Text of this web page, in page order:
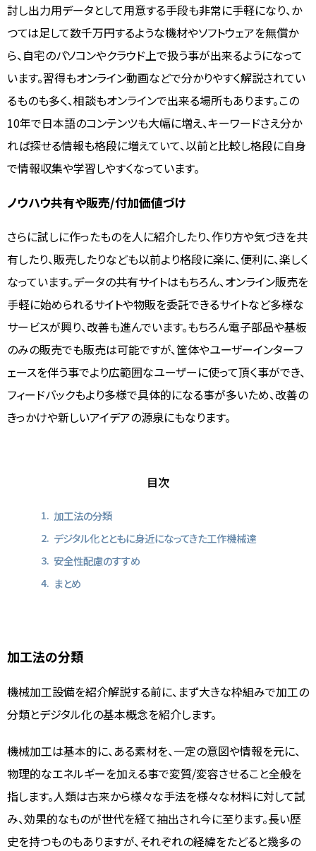
討し出力用データとして用意する手段も非常に手軽になり、か
つては足して数千万円するような機材やソフトウェアを無償か
ら、自宅のパソコンやクラウド上で扱う事が出来るようになって
います。習得もオンライン動画などで分かりやすく解説されてい
るものも多く、相談もオンラインで出来る場所もあります。この
10年で日本語のコンテンツも大幅に増え、キーワードさえ分か
れば探せる情報も格段に増えていて、以前と比較し格段に自身
で情報収集や学習しやすくなっています。
ノウハウ共有や販売/付加価値づけ
さらに試しに作ったものを人に紹介したり、作り方や気づきを共
有したり、販売したりなども以前より格段に楽に、便利に、楽しく
なっています。データの共有サイトはもちろん、オンライン販売を
手軽に始められるサイトや物販を委託できるサイトなど多様な
サービスが興り、改善も進んでいます。もちろん電子部品や基板
のみの販売でも販売は可能ですが、筐体やユーザーインターフ
ェースを伴う事でより広範囲なユーザーに使って頂く事ができ、
フィードバックもより多様で具体的になる事が多いため、改善の
きっかけや新しいアイデアの源泉にもなります。
目次
加工法の分類
デジタル化とともに身近になってきた工作機械達
安全性配慮のすすめ
まとめ
加工法の分類
機械加工設備を紹介解説する前に、まず大きな枠組みで加工の
分類とデジタル化の基本概念を紹介します。
機械加工は基本的に、ある素材を、一定の意図や情報を元に、
物理的なエネルギーを加える事で変質/変容させること全般を
指します。人類は古来から様々な手法を様々な材料に対して試
み、効果的なものが世代を経て抽出され今に至ります。長い歴
史を持つものもありますが、それぞれの経緯をたどると幾多の